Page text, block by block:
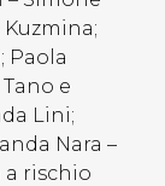
Kuzmina;
Paola
e
Lini;
Nara –
a rischio